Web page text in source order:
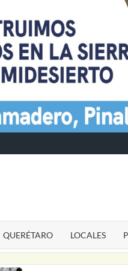
QUERÉTARO LOCALES